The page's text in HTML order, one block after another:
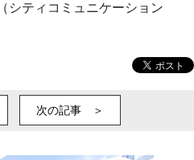
ティコミュニケーション
次の記事 ＞